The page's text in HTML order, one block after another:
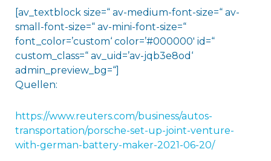
[av_textblock size=“ av-medium-font-size=“ av-
small-font-size=“ av-mini-font-size=“
font_color=’custom‘ color=’#000000′ id=“
custom_class=“ av_uid=’av-jqb3e8od‘
admin_preview_bg=“]
Quellen:
https://www.reuters.com/business/autos-
transportation/porsche-set-up-joint-venture-
with-german-battery-maker-2021-06-20/